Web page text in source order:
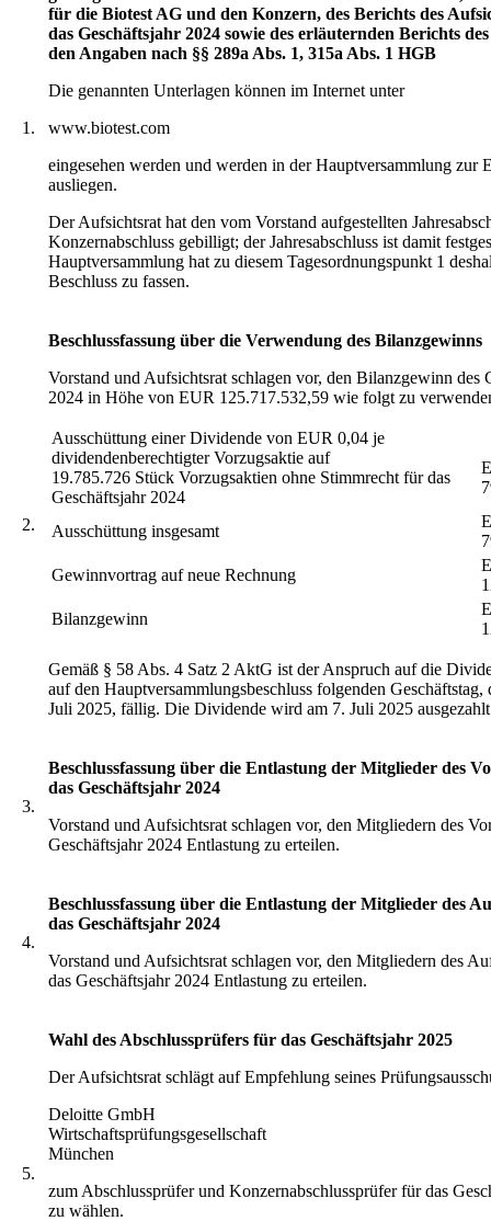
1.
für die Biotest AG und den Konzern, des Berichts des
das Geschäftsjahr 2024 sowie des erläuternden Berichts
den Angaben nach §§ 289a Abs. 1, 315a Abs. 1 HGB
Die genannten Unterlagen können im Internet unter
www.biotest.com
eingesehen werden und werden in der Hauptversammlung zur
ausliegen.
Der Aufsichtsrat hat den vom Vorstand aufgestellten
Konzernabschluss gebilligt; der Jahresabschluss ist damit
Hauptversammlung hat zu diesem Tagesordnungspunkt 1
Beschluss zu fassen.
2.
Beschlussfassung über die Verwendung des Bilanzgewinns
Vorstand und Aufsichtsrat schlagen vor, den Bilanzgewinn des
2024 in Höhe von EUR 125.717.532,59 wie folgt zu
Ausschüttung einer Dividende von EUR 0,04 je
dividendenberechtigter Vorzugsaktie auf
19.785.726 Stück Vorzugsaktien ohne Stimmrecht für das
Geschäftsjahr 2024
Ausschüttung insgesamt
Gewinnvortrag auf neue Rechnung
Bilanzgewinn
Gemäß § 58 Abs. 4 Satz 2 AktG ist der Anspruch auf die
auf den Hauptversammlungsbeschluss folgenden Geschäftstag,
Juli 2025, fällig. Die Dividende wird am 7. Juli 2025
3.
Beschlussfassung über die Entlastung der Mitglieder des
das Geschäftsjahr 2024
Vorstand und Aufsichtsrat schlagen vor, den Mitgliedern des
Geschäftsjahr 2024 Entlastung zu erteilen.
4.
Beschlussfassung über die Entlastung der Mitglieder des
das Geschäftsjahr 2024
Vorstand und Aufsichtsrat schlagen vor, den Mitgliedern des
das Geschäftsjahr 2024 Entlastung zu erteilen.
5.
Wahl des Abschlussprüfers für das Geschäftsjahr 2025
Der Aufsichtsrat schlägt auf Empfehlung seines
Deloitte GmbH
Wirtschaftsprüfungsgesellschaft
München
zum Abschlussprüfer und Konzernabschlussprüfer für das
zu wählen.